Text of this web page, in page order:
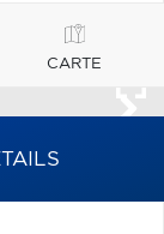
CARTE